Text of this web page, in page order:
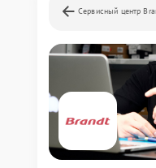
Сервисный центр